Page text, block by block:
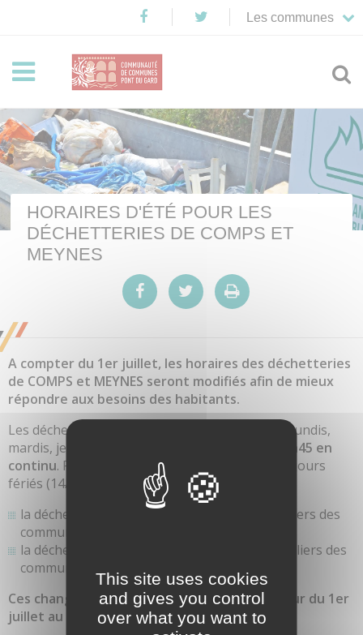
Les communes
 
HORAIRES D'ÉTÉ POUR LES
DÉCHETTERIES DE COMPS ET
MEYNES
  
A compter du 1er juillet, les horaires des déchetteries
de COMPS et MEYNES seront modifiés afin de mieux
répondre aux besoins des habitants.
Les déchetteries seront ouvertes au public les lundis,
mardis, jeudis, vendredis et samedis de
8h à 14h45 en
continu. Fermeture le mercredi, le dimanche et jours
fériés (14/07 et 15/08).
la déchetterie de COMPS accueille les particuliers des
communes de COMPS et MONTFRIN
la déchetterie de MEYNES accueille les particuliers des
communes de MEYNES et SERNHAC
Ces changements d'horaires seront en vigueur du 1er
juillet au 31 août.
This site uses cookies
and gives you control
over what you want to